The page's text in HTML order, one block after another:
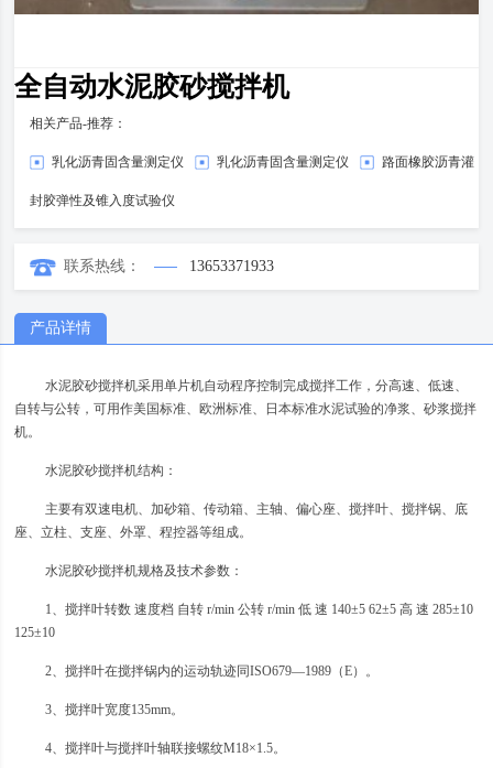
全自动水泥胶砂搅拌机
相关产品-推荐：
乳化沥青固含量测定仪 乳化沥青固含量测定仪 路面橡胶沥青灌
封胶弹性及锥入度试验仪
联系热线： 13653371933
产品详情
水泥胶砂搅拌机采用单片机自动程序控制完成搅拌工作，分高速、低速、
自转与公转，可用作美国标准、欧洲标准、日本标准水泥试验的净浆、砂浆搅拌
机。
水泥胶砂搅拌机结构：
主要有双速电机、加砂箱、传动箱、主轴、偏心座、搅拌叶、搅拌锅、底
座、立柱、支座、外罩、程控器等组成。
水泥胶砂搅拌机规格及技术参数：
1、搅拌叶转数 速度档 自转 r/min 公转 r/min 低 速 140±5 62±5 高 速 285±10
125±10
2、搅拌叶在搅拌锅内的运动轨迹同ISO679—1989（E）。
3、搅拌叶宽度135mm。
4、搅拌叶与搅拌叶轴联接螺纹M18×1.5。